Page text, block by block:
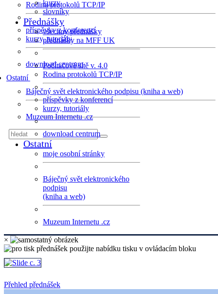
Rodina protokolů TCP/IP
příspěvky z konferencí
kurzy, tutoriály
download centrum
Ostatní
Báječný svět elektronického podpisu (kniha a web)
Muzeum Internetu .cz
kurzy
slovníky
Přednášky
všechny přednášky
přednášky na MFF UK
Počítačové sítě v. 4.0
Rodina protokolů TCP/IP
příspěvky z konferencí
kurzy, tutoriály
download centrum
Ostatní
moje osobní stránky
Báječný svět elektronického
podpisu
(kniha a web)
Muzeum Internetu .cz
×
Přehled přednášek